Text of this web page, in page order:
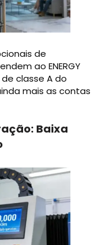
de
ao ENERGY
classe A do
mais as contas
Baixa